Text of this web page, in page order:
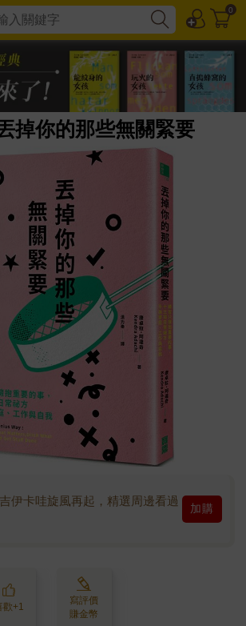
0
掉你的那些無關緊要
伊卡哇旋風再起，精選周邊看過
加購
歡+1
寫評價
賺金幣